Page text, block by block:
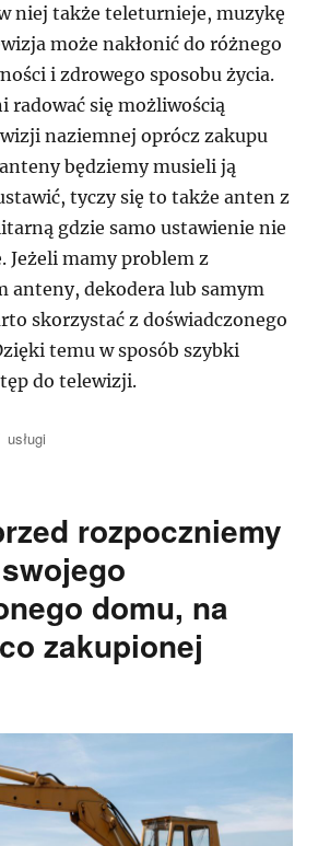
niej także teleturnieje, muzykę
może nakłonić do różnego
i zdrowego sposobu życia.
radować się możliwością
naziemnej oprócz zakupu
będziemy musieli ją
tyczy się to także anten z
gdzie samo ustawienie nie
Jeżeli mamy problem z
anteny, dekodera lub samym
skorzystać z doświadczonego
temu w sposób szybki
do telewizji.
Kategorie
usługi
rozpoczniemy
domu, na
zakupionej